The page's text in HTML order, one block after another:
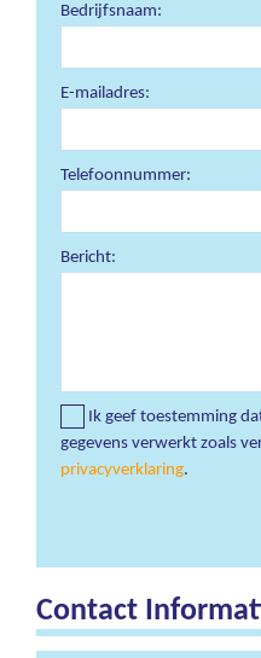
Bedrijfsnaam:
E-mailadres:
Telefoonnummer:
Bericht:
Ik geef toestemming
gegevens verwerkt zoals
privacyverklaring.
Contact